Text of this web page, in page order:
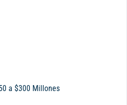
a $300 Millones